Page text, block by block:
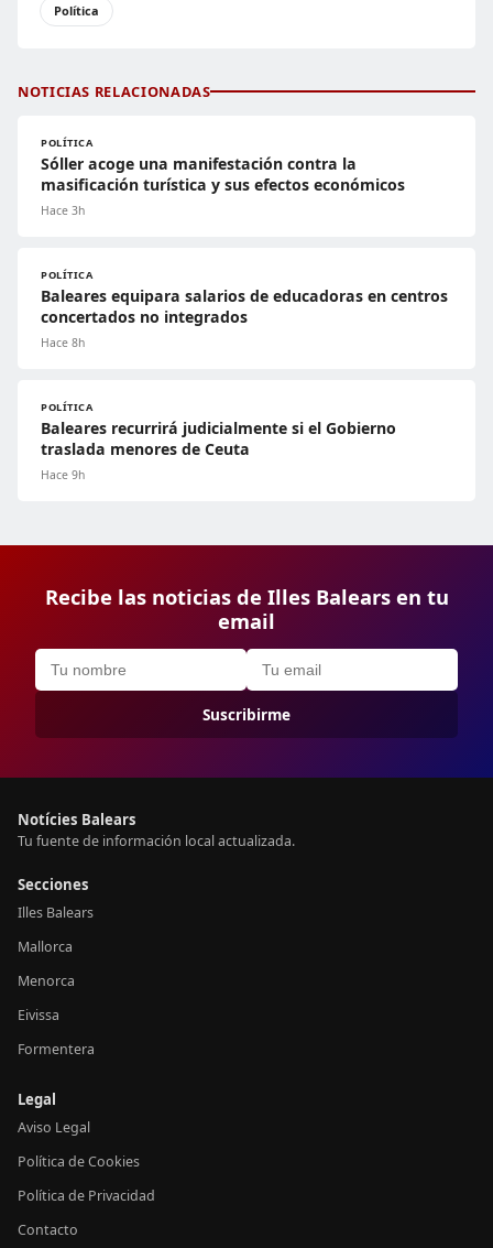
Política
NOTICIAS RELACIONADAS
POLÍTICA
Sóller acoge una manifestación contra la
masificación turística y sus efectos económicos
Hace 3h
POLÍTICA
Baleares equipara salarios de educadoras en centros
concertados no integrados
Hace 8h
POLÍTICA
Baleares recurrirá judicialmente si el Gobierno
traslada menores de Ceuta
Hace 9h
Recibe las noticias de Illes Balears en tu
email
Suscribirme
Notícies Balears
Tu fuente de información local actualizada.
Secciones
Illes Balears
Mallorca
Menorca
Eivissa
Formentera
Legal
Aviso Legal
Política de Cookies
Política de Privacidad
Contacto